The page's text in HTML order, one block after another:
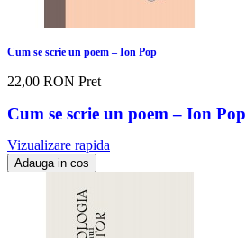
Cum se scrie un poem – Ion Pop
22,00 RON Pret
Cum se scrie un poem – Ion Pop
Vizualizare rapida
Adauga in cos